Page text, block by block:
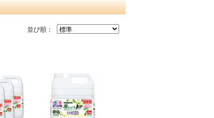
並び順：